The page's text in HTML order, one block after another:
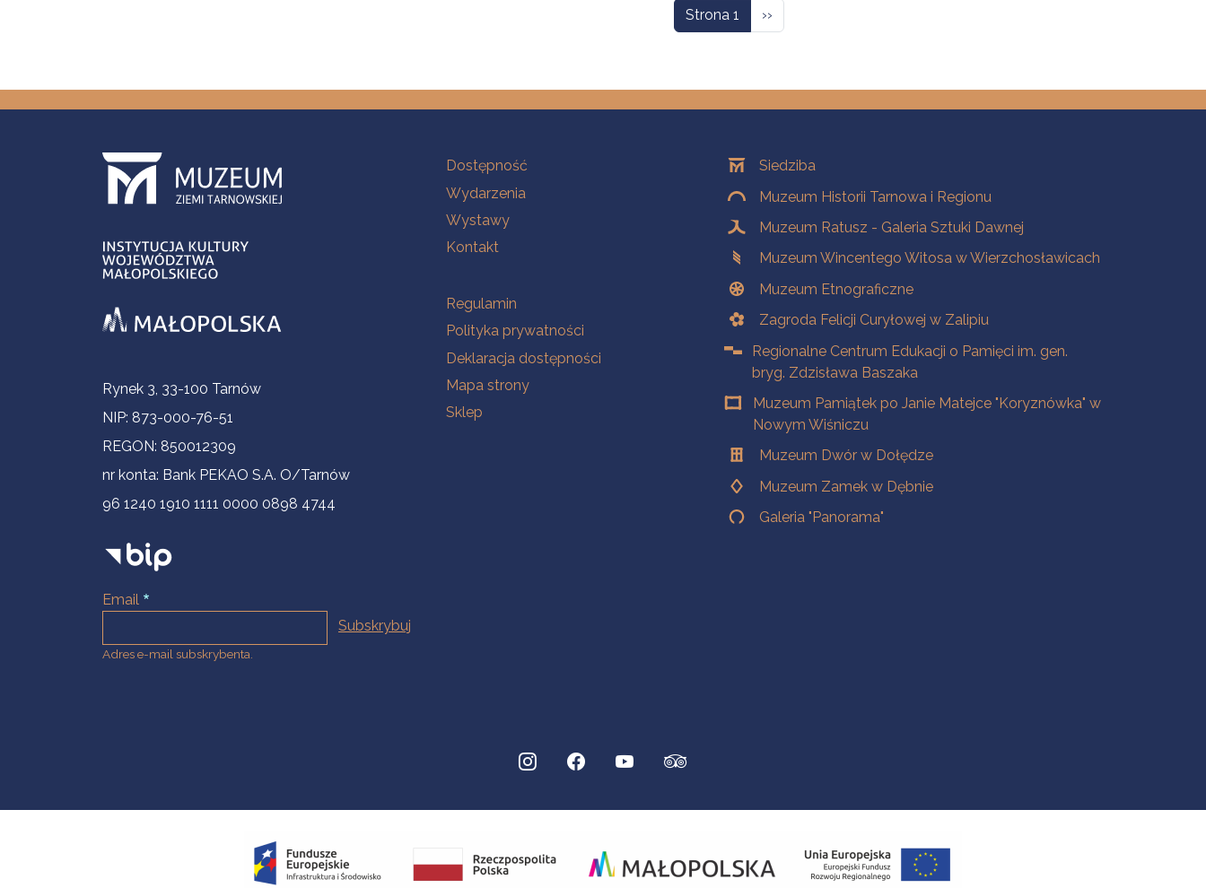
Strona 1 Następna strona
››
Informacje kontaktowe
Rynek 3, 33-100 Tarnów
NIP: 873-000-76-51
REGON: 850012309
nr konta: Bank PEKAO S.A. O/Tarnów
96 1240 1910 1111 0000 0898 4744
Email
Adres e-mail subskrybenta.
Na skróty
Dostępność
Wydarzenia
Wystawy
Kontakt
Na skróty
Regulamin
Polityka prywatności
Deklaracja dostępności
Mapa strony
Sklep
OddziałySiedziba
Muzeum Historii Tarnowa i Regionu
Muzeum Ratusz - Galeria Sztuki Dawnej
Muzeum Wincentego Witosa w Wierzchosławicach
Muzeum Etnograficzne
Zagroda Felicji Curyłowej w Zalipiu
Regionalne Centrum Edukacji o Pamięci im. gen.
bryg. Zdzisława Baszaka
Muzeum Pamiątek po Janie Matejce "Koryznówka" w
Nowym Wiśniczu
Muzeum Dwór w Dołędze
Muzeum Zamek w Dębnie
Galeria "Panorama"